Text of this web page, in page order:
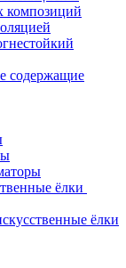
композиций
содержащие
ёлки
ёлки